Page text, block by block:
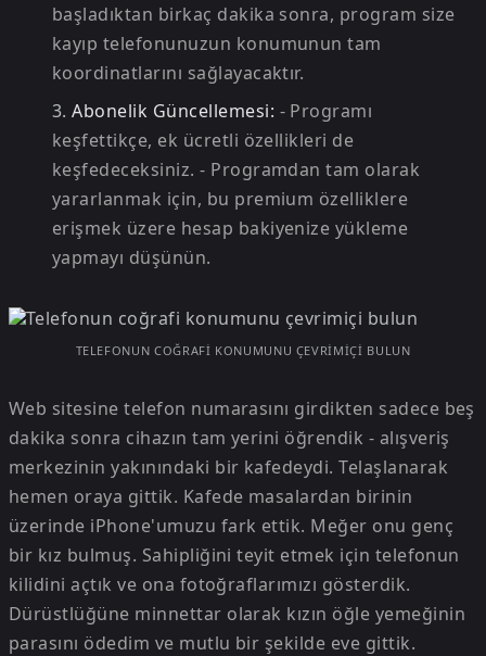
başladıktan birkaç dakika sonra, program size
kayıp telefonunuzun konumunun tam
koordinatlarını sağlayacaktır.
Abonelik Güncellemesi: - Programı
keşfettikçe, ek ücretli özellikleri de
keşfedeceksiniz.- Programdan tam olarak
yararlanmak için, bu premium özelliklere
erişmek üzere hesap bakiyenize yükleme
yapmayı düşünün.
TELEFONUN COĞRAFI KONUMUNU ÇEVRIMIÇI BULUN
Web sitesine telefon numarasını girdikten sadece beş
dakika sonra cihazın tam yerini öğrendik - alışveriş
merkezinin yakınındaki bir kafedeydi. Telaşlanarak
hemen oraya gittik. Kafede masalardan birinin
üzerinde iPhone'umuzu fark ettik. Meğer onu genç
bir kız bulmuş. Sahipliğini teyit etmek için telefonun
kilidini açtık ve ona fotoğraflarımızı gösterdik.
Dürüstlüğüne minnettar olarak kızın öğle yemeğinin
parasını ödedim ve mutlu bir şekilde eve gittik.